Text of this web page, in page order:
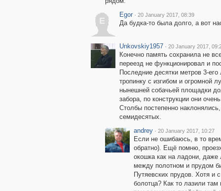
E
Egor · 20 January 2017, 08:39
Да будка-то была долго, а вот
Unkovskiy1957 · 20 January 2017,
Конечно память сохранила не
переезд не функционировал и
Последние десятки метров 3-
тропинку с изгибом и огромной
нынешней собачьей площадки
забора, по конструкции они
Столбы постепенно
семидесятых.
andrey · 20 January 2017, 10:27
Если не ошибаюсь, в то
обратно). Ещё помню,
окошка как на ладони,
между полотном и прудом
Путяевских прудов. Хотя и
болотца? Как то лазили